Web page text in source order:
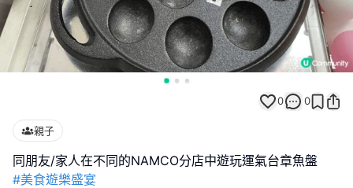
0 0
親子
#美食遊樂盛宴